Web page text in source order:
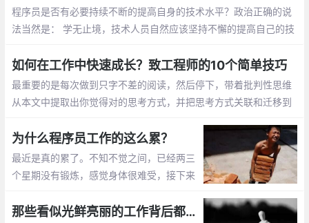
程序员是否有必要持续不断的提高自身的技术水平？政治正确的说
法当然是： 学无止境，技术人员自然应该坚持不懈的提高自己的技
会有两个方面
如何在工作中快速成长？致工程师的10个简单技巧
最重要的是每次做到只字不差的阅读，然后停下，带着批判性思维
从本文中提取出你觉得对的思考方式，并把思考方式关联和迁移到
读。
为什么程序员工作的这么累？
最近是真的累了。不知不觉之间，已经两三
个星期没有锻炼，感觉身体很难受，接下来
不然真的是不知道哪天就挂了
那些看似光鲜亮丽的工作背后都有着不为人知的坑